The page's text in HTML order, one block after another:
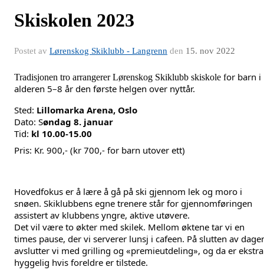
Skiskolen 2023
Postet av Lørenskog Skiklubb - Langrenn den 15. nov 2022
Tradisjonen tro arrangerer Lørenskog Skiklubb skiskole for barn i
alderen 5–8 år den første helgen over nyttår.
Sted: Lillomarka Arena, Oslo
Dato: Søndag 8. januar
Tid: kl 10.00-15.00
Pris: Kr. 900,- (kr 700,- for barn utover ett)
Hovedfokus er å lære å gå på ski gjennom lek og moro i
snøen. Skiklubbens egne trenere står for gjennomføringen
assistert av klubbens yngre, aktive utøvere.
Det vil være to økter med skilek. Mellom øktene tar vi en
times pause, der vi serverer lunsj i cafeen. På slutten av
avslutter vi med grilling og «premieutdeling», og da er ekstra
hyggelig hvis foreldre er tilstede.